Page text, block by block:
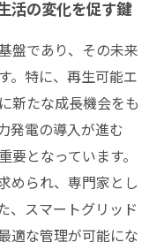
活の変化を促す鍵
盤であり、その未来
。特に、再生可能エ
新たな成長機会をも
発電の導入が進む
となっています。
められ、専門家とし
、スマートグリッド
適な管理が可能にな